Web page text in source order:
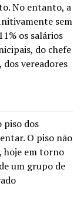
No entanto, a
sem
os salários
do chefe
vereadores
piso dos
O piso não
hoje em torno
um grupo de